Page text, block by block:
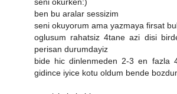
seni okurken:)
ben bu aralar sessizim
seni okuyorum ama yazmaya firsat
oglusum rahatsiz 4tane azi disi
perisan durumdayiz
bide hic dinlenmeden 2-3 en fazla
gidince iyice kotu oldum bende